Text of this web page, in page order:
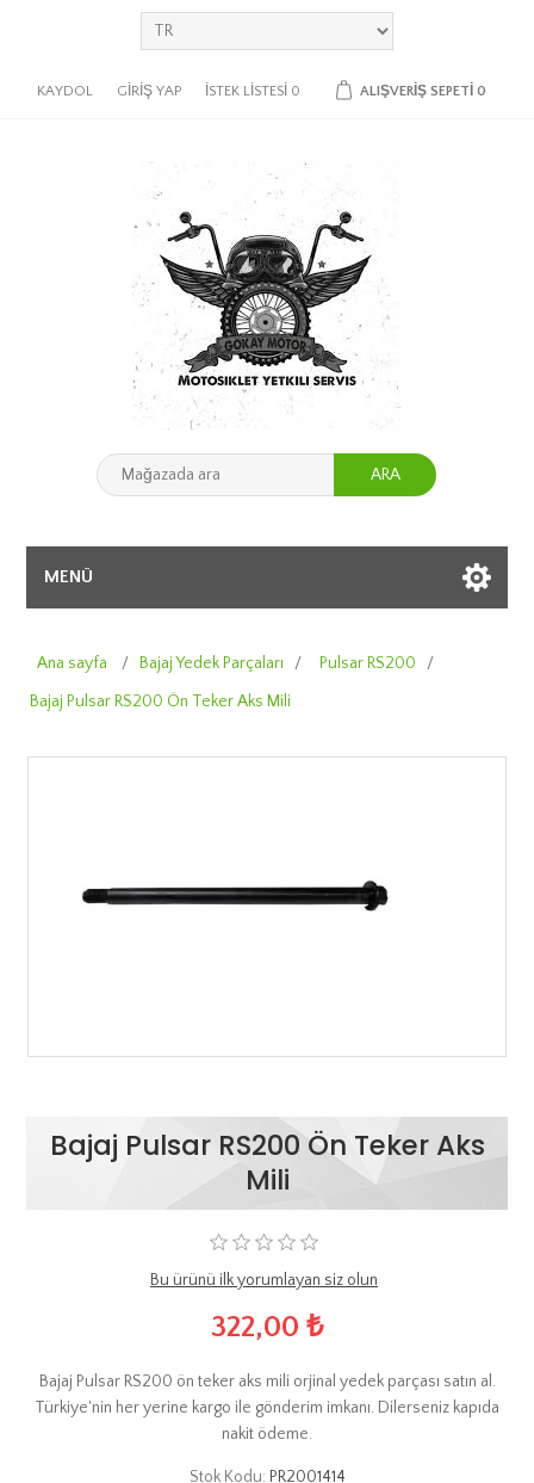
KAYDOL GIRIŞ YAP İSTEK LISTESI 0 ALIŞVERIŞ SEPETI 0
ARA
MENÜ
Ana sayfa / Bajaj Yedek Parçaları / Pulsar RS200
/
Bajaj Pulsar RS200 Ön Teker Aks Mili
Bajaj Pulsar RS200 Ön Teker Aks
Mili
Bu ürünü ilk yorumlayan siz olun
322,00 ₺
Bajaj Pulsar RS200 ön teker aks mili orjinal yedek parçası satın al.
Türkiye'nin her yerine kargo ile gönderim imkanı. Dilerseniz kapıda
nakit ödeme.
Stok Kodu: PR2001414